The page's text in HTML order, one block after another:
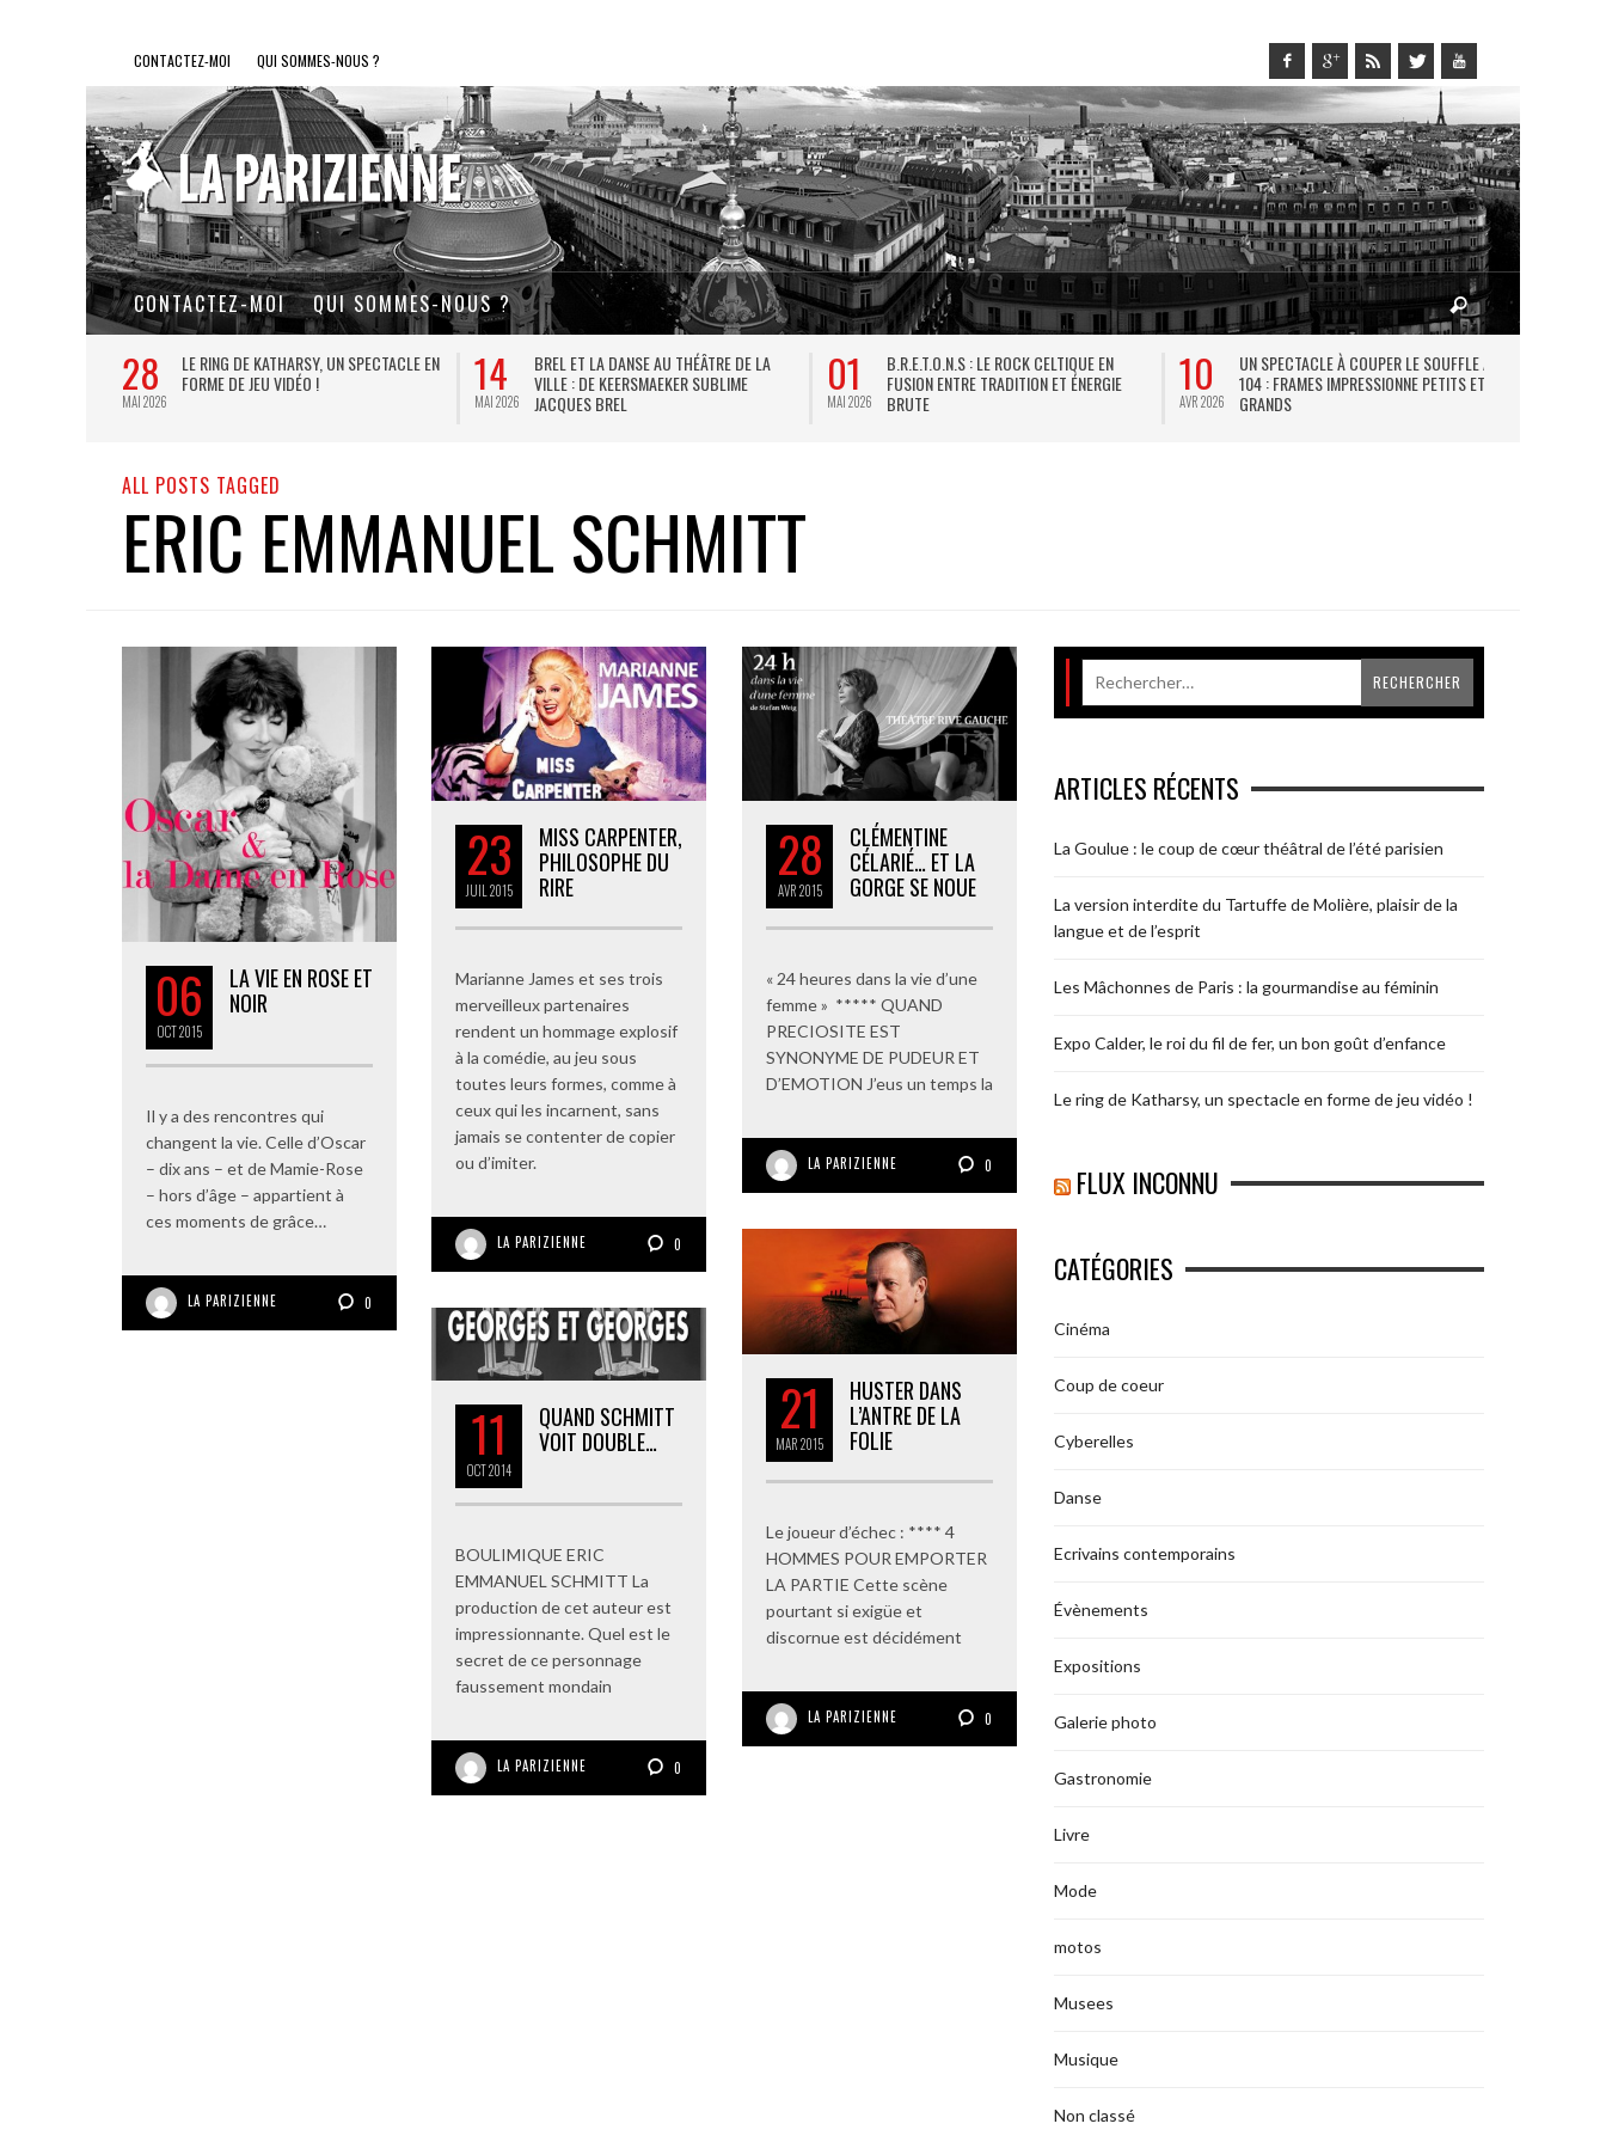
CONTACTEZ-MOI QUI SOMMES-NOUS ?
CONTACTEZ-MOI QUI SOMMES-NOUS ?
28
MAI 2026
LE RING DE KATHARSY, UN SPECTACLE EN
FORME DE JEU VIDÉO !
14
MAI 2026
BREL ET LA DANSE AU THÉÂTRE DE LA
VILLE : DE KEERSMAEKER SUBLIME
JACQUES BREL
01
MAI 2026
B.R.E.T.O.N.S : LE ROCK CELTIQUE EN
FUSION ENTRE TRADITION ET ÉNERGIE
BRUTE
10
AVR 2026
UN SPECTACLE À COUPER LE SOUFFLE AU
104 : FRAMES IMPRESSIONNE PETITS ET
GRANDS
ALL POSTS TAGGED
ERIC EMMANUEL SCHMITT
06
OCT2015
LA VIE EN ROSE ET
NOIR
Il y a des rencontres qui
changent la vie. Celle d’Oscar
– dix ans – et de Mamie-Rose
– hors d’âge – appartient à
ces moments de grâce…
LA PARIZIENNE 0
23
JUIL 2015
MISS CARPENTER,
PHILOSOPHE DU
RIRE
Marianne James et ses trois
merveilleux partenaires
rendent un hommage explosif
à la comédie, au jeu sous
toutes leurs formes, comme à
ceux qui les incarnent, sans
jamais se contenter de copier
ou d’imiter.
LA PARIZIENNE 0
28
AVR2015
CLÉMENTINE
CÉLARIÉ… ET LA
GORGE SE NOUE
« 24 heures dans la vie d’une
femme » ***** QUAND
PRECIOSITE EST
SYNONYME DE PUDEUR ET
D’EMOTION J’eus un temps la
LA PARIZIENNE 0
21
MAR2015
HUSTER DANS
L’ANTRE DE LA
FOLIE
Le joueur d’échec : **** 4
HOMMES POUR EMPORTER
LA PARTIE Cette scène
pourtant si exigüe et
discornue est décidément
LA PARIZIENNE 0
11
OCT2014
QUAND SCHMITT
VOIT DOUBLE…
BOULIMIQUE ERIC
EMMANUEL SCHMITT La
production de cet auteur est
impressionnante. Quel est le
secret de ce personnage
faussement mondain
LA PARIZIENNE 0
ARTICLES RÉCENTS
La Goulue : le coup de cœur théâtral de l’été parisien
La version interdite du Tartuffe de Molière, plaisir de la
langue et de l’esprit
Les Mâchonnes de Paris : la gourmandise au féminin
Expo Calder, le roi du fil de fer, un bon goût d’enfance
Le ring de Katharsy, un spectacle en forme de jeu vidéo !
FLUX INCONNU
CATÉGORIES
Cinéma
Coup de coeur
Cyberelles
Danse
Ecrivains contemporains
Évènements
Expositions
Galerie photo
Gastronomie
Livre
Mode
motos
Musees
Musique
Non classé